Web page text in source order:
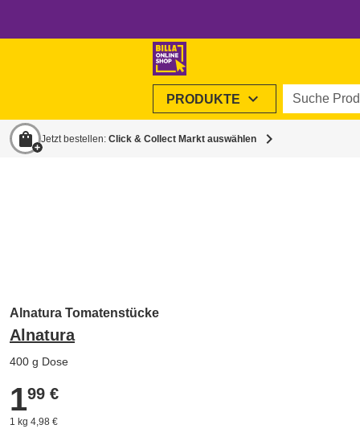
PRODUKTE expand_more Suche
shopping_bag Jetzt bestellen: Click & Collect Markt auswählen chevron_right
Alnatura Tomatenstücke
Alnatura
400 g Dose
1,99 €
199 €
1 kg 4,98 €